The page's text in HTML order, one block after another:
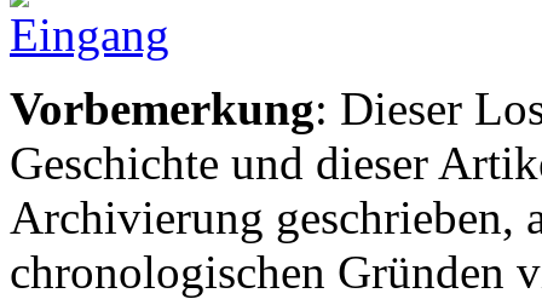
Vorbemerkung: Dieser
Geschichte und dieser
Archivierung geschrieben,
chronologischen Gründen